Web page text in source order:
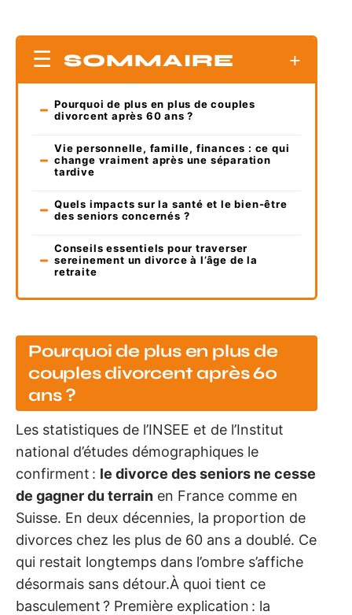
SOMMAIRE
Pourquoi de plus en plus de couples
divorcent après 60 ans ?
Vie personnelle, famille, finances : ce qui
change vraiment après une séparation
tardive
Quels impacts sur la santé et le bien-être
des seniors concernés ?
Conseils essentiels pour traverser
sereinement un divorce à l’âge de la
retraite
Pourquoi de plus en plus de
couples divorcent après 60
ans ?
Les statistiques de l’INSEE et de l’Institut
national d’études démographiques le
confirment : le divorce des seniors ne cesse
de gagner du terrain en France comme en
Suisse. En deux décennies, la proportion de
divorces chez les plus de 60 ans a doublé. Ce
qui restait longtemps dans l’ombre s’affiche
désormais sans détour.À quoi tient ce
basculement ? Première explication : la